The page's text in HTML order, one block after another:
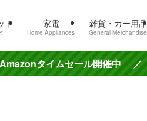
ト 家電
Home Appliances
雑貨・カー用品
General Merchandise
タイムセール開催中 ／